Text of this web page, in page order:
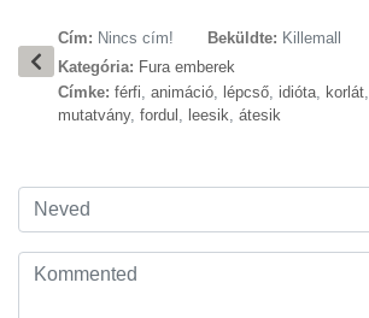
Cím: Nincs cím! Beküldte: Killemall
Kategória: Fura emberek
Címke: férfi, animáció, lépcső, idióta, korlát,
mutatvány, fordul , leesik, átesik